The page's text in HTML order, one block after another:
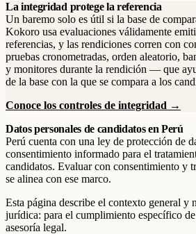
La integridad protege la referencia
Un baremo solo es útil si la base de
Kokoro usa evaluaciones válidamente
referencias, y las rendiciones corren con
pruebas cronometradas, orden aleatorio,
y monitores durante la rendición — que
de la base con la que se compara a los
Conoce los controles de integridad →
Datos personales de candidatos en Perú
Perú cuenta con una ley de protección de
consentimiento informado para el
candidatos. Evaluar con consentimiento y
se alinea con ese marco.
Esta página describe el contexto general y
jurídica: para el cumplimiento específico
asesoría legal.